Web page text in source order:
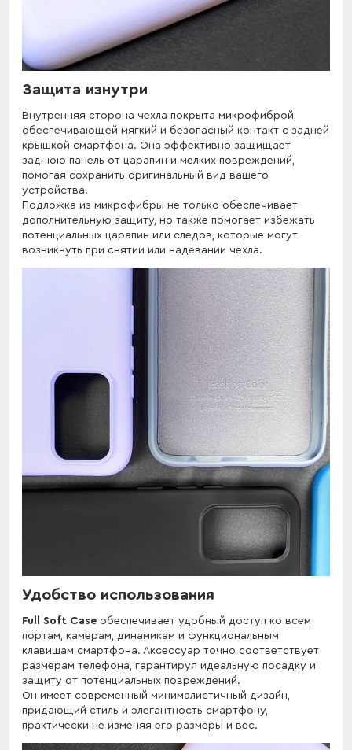
Защита изнутри
Внутренняя сторона чехла покрыта микрофиброй,
обеспечивающей мягкий и безопасный контакт с задней
крышкой смартфона. Она эффективно защищает
заднюю панель от царапин и мелких повреждений,
помогая сохранить оригинальный вид вашего
устройства.
Подложка из микрофибры не только обеспечивает
дополнительную защиту, но также помогает избежать
потенциальных царапин или следов, которые могут
возникнуть при снятии или надевании чехла.
Удобство использования
Full Soft Case обеспечивает удобный доступ ко всем
портам, камерам, динамикам и функциональным
клавишам смартфона. Аксессуар точно соответствует
размерам телефона, гарантируя идеальную посадку и
защиту от потенциальных повреждений.
Он имеет современный минималистичный дизайн,
придающий стиль и элегантность смартфону,
практически не изменяя его размеры и вес.